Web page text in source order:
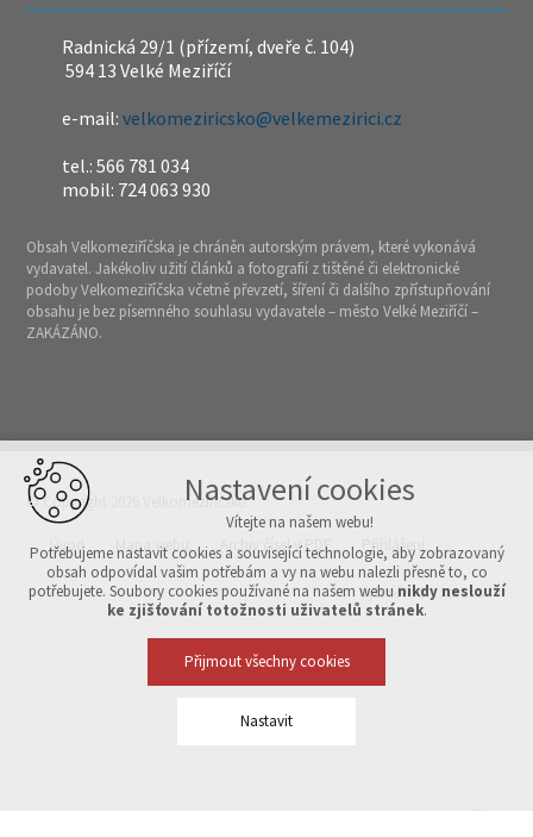
Radnická 29/1 (přízemí, dveře č. 104)
594 13 Velké Meziříčí
e-mail:velkomeziricsko@velkemezirici.cz
tel.: 566 781 034
mobil: 724 063 930
Obsah Velkomeziříčska je chráněn autorským právem, které vykonává
vydavatel. Jakékoliv užití článků a fotografií z tištěné či elektronické
podoby Velkomeziříčska včetně převzetí, šíření či dalšího zpřístupňování
obsahu je bez písemného souhlasu vydavatele – město Velké Meziříčí –
ZAKÁZÁNO.
© Copyright 2026 Velkomeziříčsko
Úvod Mapa webu Archiv čísel v PDF Přihlášení
Vytvořeno v xart.cz
Nastavení cookies
Vítejte na našem webu!
Potřebujeme nastavit cookies a související technologie, aby zobrazovaný
obsah odpovídal vašim potřebám a vy na webu nalezli přesně to, co
potřebujete. Soubory cookies používané na našem webu nikdy neslouží
ke zjišťování totožnosti uživatelů stránek.
Přijmout všechny cookies
Nastavit